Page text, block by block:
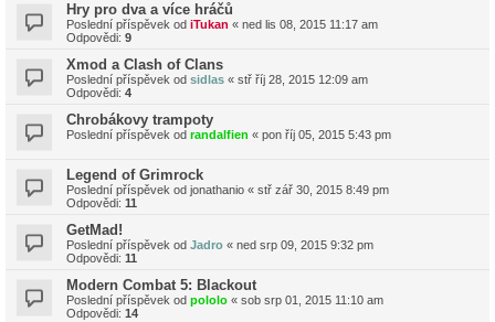
Hry pro dva a více hráčů
Poslední příspěvek od iTukan « ned lis 08, 2015 11:17 am
Odpovědi: 9
Xmod a Clash of Clans
Poslední příspěvek od sidlas « stř říj 28, 2015 12:09 am
Odpovědi: 4
Chrobákovy trampoty
Poslední příspěvek od randalfien « pon říj 05, 2015 5:43 pm
Legend of Grimrock
Poslední příspěvek od jonathanio « stř zář 30, 2015 8:49 pm
Odpovědi: 11
GetMad!
Poslední příspěvek od Jadro « ned srp 09, 2015 9:32 pm
Odpovědi: 11
Modern Combat 5: Blackout
Poslední příspěvek od pololo « sob srp 01, 2015 11:10 am
Odpovědi: 14